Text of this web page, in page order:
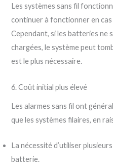
Les systèmes sans fil
continuer à fonctionner en
Cependant, si les batteries ne
chargées, le système peut
est le plus nécessaire.
6. Coût initial plus élevé
Les alarmes sans fil ont
que les systèmes filaires, en
La nécessité d’utiliser
batterie.